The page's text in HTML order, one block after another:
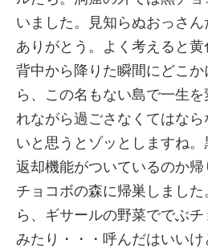
いました。見知らぬおっさ
ありがとう。よく考えると
背中から降りた瞬間にどこ
ら、この名もない島で一生
れながら過ごさなくてはな
いと思うとゾッとしますね
返却機能がついているのか
チョコボの森に帰巣しまし
ら、ギサールの野菜ででぶ
みたり・・・呼んだはいい